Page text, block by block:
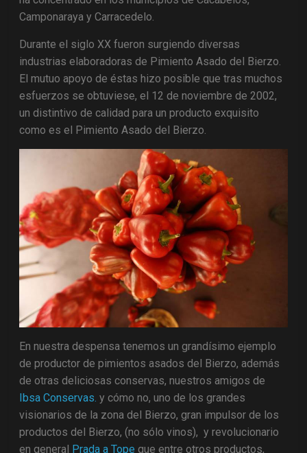
Camponaraya y Carracedelo.
Durante el siglo XX fueron surgiendo diversas
industrias elaboradoras de Pimiento Asado del Bierzo.
El mutuo apoyo de éstas hizo posible que tras muchos
esfuerzos se obtuviese, el 12 de noviembre de 2002,
un distintivo de calidad para un producto exquisito
como es el Pimiento Asado del Bierzo.
En nuestra despensa tenemos un grandísimo ejemplo
de productor de pimientos asados del Bierzo, además
de otras deliciosas conservas, nuestros amigos de
Ibsa Conservas. y cómo no, uno de los grandes
visionarios de la zona del Bierzo, gran impulsor de los
productos del Bierzo, (no sólo vinos), y revolucionario
en general Prada a Tope que entre otros productos,